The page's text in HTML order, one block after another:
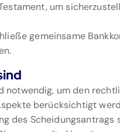
um
gemeinsame
notwendig, um den
berücksichtigt
des